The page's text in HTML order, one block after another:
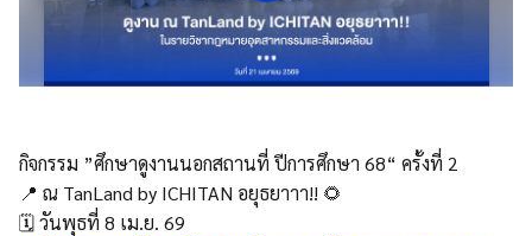
กิจกรรม ”ศึกษาดูงานนอกสถานที่ ปีการศึกษา 68“ ครั้งที่ 2
📍 ณ TanLand by ICHITAN อยุธยาาา!! 🌻
🗓️ วันพุธที่ 8 เม.ย. 69